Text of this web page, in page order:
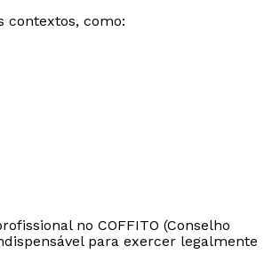
contextos, como:
no COFFITO (Conselho
para exercer legalmente
WhatsApp
WhatsApp